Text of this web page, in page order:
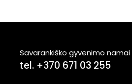
Savarankiško gyvenimo namai
tel. +370 671 03 255